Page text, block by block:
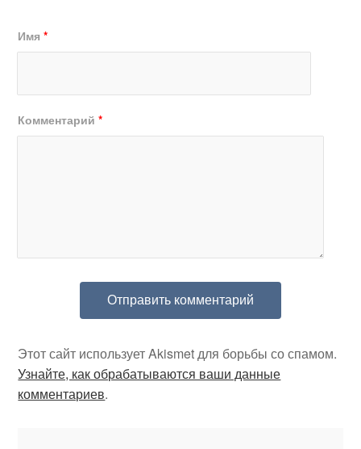
Имя*
Комментарий*
Этот сайт использует Akismet для борьбы со спамом.
Узнайте, как обрабатываются ваши данные
комментариев.